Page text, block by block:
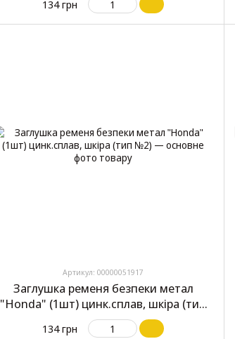
134 грн
Артикул: 00000051917
Заглушка ременя безпеки метал
"Honda" (1шт) цинк.сплав, шкіра (тип
№2)
134 грн